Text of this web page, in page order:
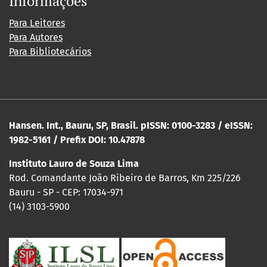
Para Leitores
Para Autores
Para Bibliotecários
Hansen. Int., Bauru, SP, Brasil. pISSN: 0100-3283 / eISSN:
1982-5161 / Prefix DOI: 10.47878
Instituto Lauro de Souza Lima
Rod. Comandante João Ribeiro de Barros, Km 225/226
Bauru - SP - CEP: 17034-971
(14) 3103-5900